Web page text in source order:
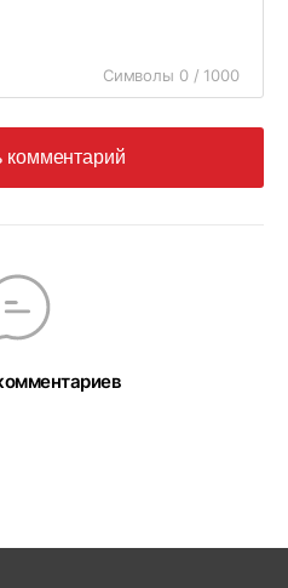
Символы 0 / 1000
комментарий